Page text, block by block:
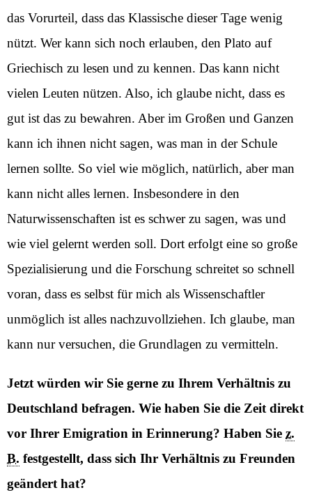
das Vorurteil, dass das Klassische dieser Tage wenig
nützt. Wer kann sich noch erlauben, den Plato auf
Griechisch zu lesen und zu kennen. Das kann nicht
vielen Leuten nützen. Also, ich glaube nicht, dass es
gut ist das zu bewahren. Aber im Großen und Ganzen
kann ich ihnen nicht sagen, was man in der Schule
lernen sollte. So viel wie möglich, natürlich, aber man
kann nicht alles lernen. Insbesondere in den
Naturwissenschaften ist es schwer zu sagen, was und
wie viel gelernt werden soll. Dort erfolgt eine so große
Spezialisierung und die Forschung schreitet so schnell
voran, dass es selbst für mich als Wissenschaftler
unmöglich ist alles nachzuvollziehen. Ich glaube, man
kann nur versuchen, die Grundlagen zu vermitteln.
Jetzt würden wir Sie gerne zu Ihrem Verhältnis zu
Deutschland befragen. Wie haben Sie die Zeit direkt
vor Ihrer Emigration in Erinnerung? Haben Sie z.
B. festgestellt, dass sich Ihr Verhältnis zu Freunden
geändert hat?